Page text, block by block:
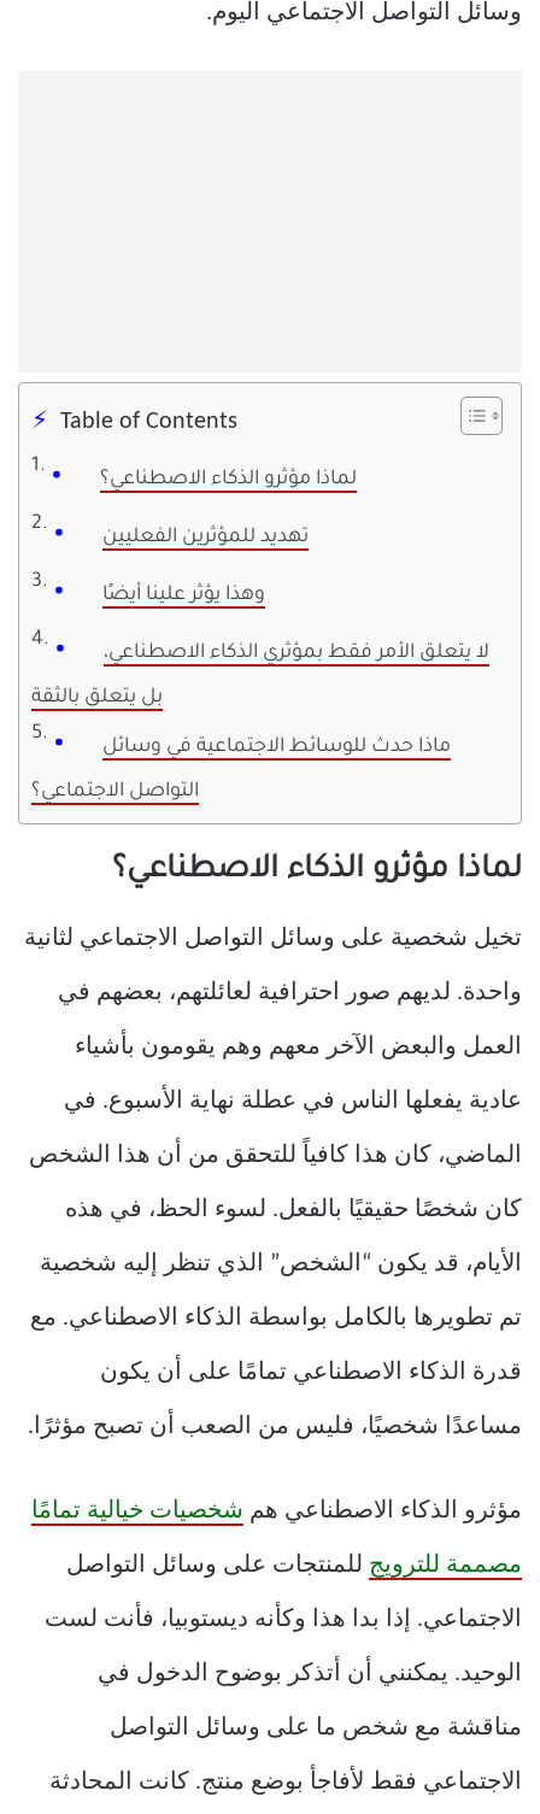
وسائل التواصل الاجتماعي اليوم.
Table of Contents
لماذا مؤثرو الذكاء الاصطناعي؟
تهديد للمؤثرين الفعليين
وهذا يؤثر علينا أيضًا
لا يتعلق الأمر فقط بمؤثري الذكاء الاصطناعي،
بل يتعلق بالثقة
ماذا حدث للوسائط الاجتماعية في وسائل
التواصل الاجتماعي؟
لماذا مؤثرو الذكاء الاصطناعي؟
تخيل شخصية على وسائل التواصل الاجتماعي لثانية
واحدة. لديهم صور احترافية لعائلتهم، بعضهم في
العمل والبعض الآخر معهم وهم يقومون بأشياء
عادية يفعلها الناس في عطلة نهاية الأسبوع. في
الماضي، كان هذا كافياً للتحقق من أن هذا الشخص
كان شخصًا حقيقيًا بالفعل. لسوء الحظ، في هذه
الأيام، قد يكون “الشخص” الذي تنظر إليه شخصية
تم تطويرها بالكامل بواسطة الذكاء الاصطناعي. مع
قدرة الذكاء الاصطناعي تمامًا على أن يكون
مساعدًا شخصيًا، فليس من الصعب أن تصبح مؤثرًا.
مؤثرو الذكاء الاصطناعي هم شخصيات خيالية تمامًا
مصممة للترويج للمنتجات على وسائل التواصل
الاجتماعي. إذا بدا هذا وكأنه ديستوبيا، فأنت لست
الوحيد. يمكنني أن أتذكر بوضوح الدخول في
مناقشة مع شخص ما على وسائل التواصل
الاجتماعي فقط لأفاجأ بوضع منتج. كانت المحادثة